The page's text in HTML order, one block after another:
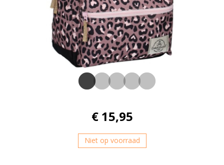
€ 15,95
Niet op voorraad